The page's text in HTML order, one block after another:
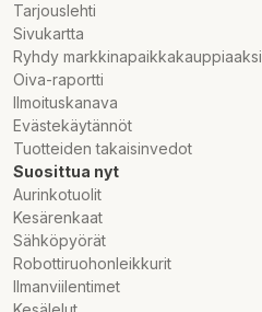
Tarjouslehti
Sivukartta
Ryhdy markkinapaikkakauppiaaksi
Oiva-raportti
Ilmoituskanava
Evästekäytännöt
Tuotteiden takaisinvedot
Suosittua nyt
Aurinkotuolit
Kesärenkaat
Sähköpyörät
Robottiruohonleikkurit
Ilmanviilentimet